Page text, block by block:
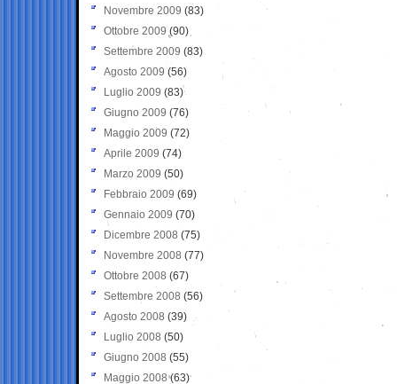
Novembre 2009 (83)
Ottobre 2009 (90)
Settembre 2009 (83)
Agosto 2009 (56)
Luglio 2009 (83)
Giugno 2009 (76)
Maggio 2009 (72)
Aprile 2009 (74)
Marzo 2009 (50)
Febbraio 2009 (69)
Gennaio 2009 (70)
Dicembre 2008 (75)
Novembre 2008 (77)
Ottobre 2008 (67)
Settembre 2008 (56)
Agosto 2008 (39)
Luglio 2008 (50)
Giugno 2008 (55)
Maggio 2008(63)